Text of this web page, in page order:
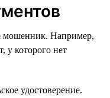
мошенник. Например,
у которого нет
удостоверение.